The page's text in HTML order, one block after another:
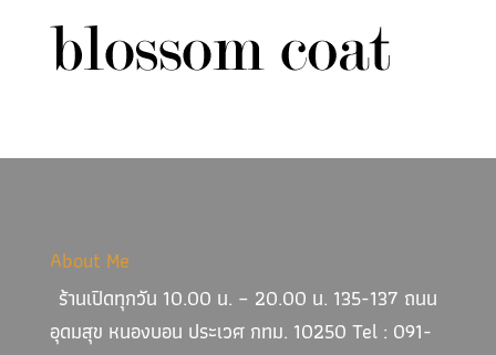
About Me
ร้านเปิดทุกวัน 10.00 น. – 20.00 น. 135-137 ถนน
อุดมสุข หนองบอน ประเวศ กทม. 10250 Tel : 091-